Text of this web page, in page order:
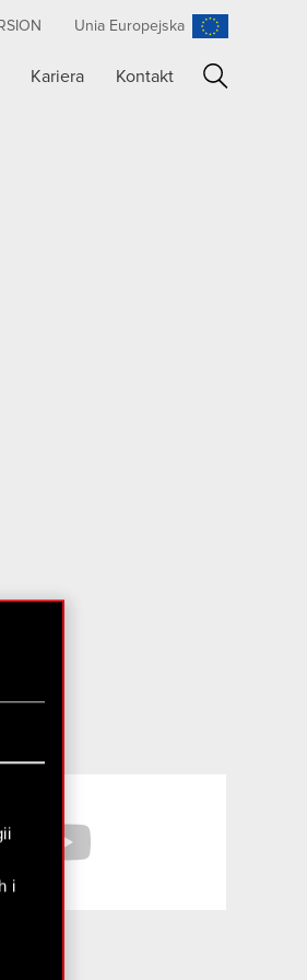
i
Unia Europejska
Kariera Kontakt